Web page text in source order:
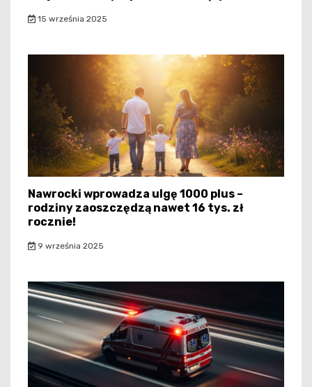
15 września 2025
Nawrocki wprowadza ulgę 1000 plus –
rodziny zaoszczędzą nawet 16 tys. zł
rocznie!
9 września 2025